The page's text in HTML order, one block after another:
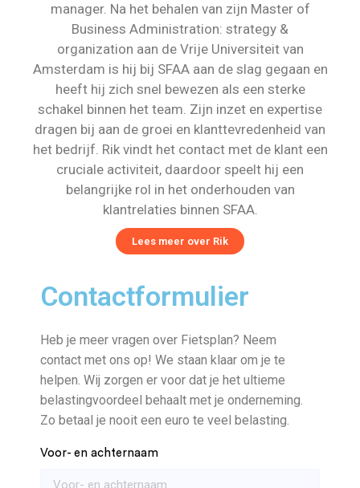
manager. Na het behalen van zijn Master of
Business Administration: strategy &
organization aan de Vrije Universiteit van
Amsterdam is hij bij SFAA aan de slag gegaan en
heeft hij zich snel bewezen als een sterke
schakel binnen het team. Zijn inzet en expertise
dragen bij aan de groei en klanttevredenheid van
het bedrijf. Rik vindt het contact met de klant een
cruciale activiteit, daardoor speelt hij een
belangrijke rol in het onderhouden van
klantrelaties binnen SFAA.
Lees meer over Rik
Contactformulier
Heb je meer vragen over Fietsplan? Neem
contact met ons op! We staan klaar om je te
helpen. Wij zorgen er voor dat je het ultieme
belastingvoordeel behaalt met je onderneming.
Zo betaal je nooit een euro te veel belasting.
Voor- en achternaam